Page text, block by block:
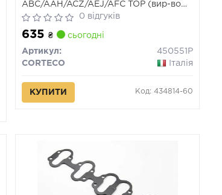
ABC/AAH/ACZ/AEJ/AFC TOP (вир-во
Corteco)
0 відгуків
635₴ сьогодні
Артикул:
450551P
CORTECO
Італія
КУПИТИ Код: 434814-60